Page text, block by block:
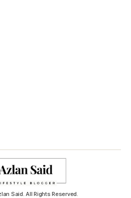
Said. All Rights Reserved.